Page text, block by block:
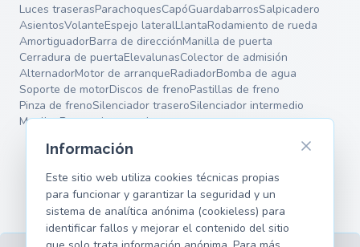
Luces traserasParachoquesCapóGuardabarrosSalpicadero
AsientosVolanteEspejo lateralLlantaRodamiento de rueda
AmortiguadorBarra de direcciónManilla de puerta
Cerradura de puertaElevalunasColector de admisión
AlternadorMotor de arranqueRadiadorBomba de agua
Soporte de motorDiscos de frenoPastillas de freno
Pinza de frenoSilenciador traseroSilenciador intermedio
MuellesBrazos de control
Información
Este sitio web utiliza cookies técnicas propias
para funcionar y garantizar la seguridad y un
sistema de analítica anónima (cookieless) para
identificar fallos y mejorar el contenido del sitio